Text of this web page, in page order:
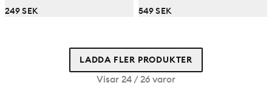
249 SEK
549 SEK
LADDA FLER PRODUKTER
Visar 24 / 26 varor